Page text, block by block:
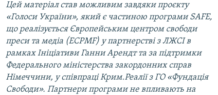
Цей матеріал став можливим завдяки проєкту
«Голоси України», який є частиною програми SAFE,
що реалізується Європейським центром свободи
преси та медіа (ECPMF) у партнерстві з ЛЖСІ в
рамках Ініціативи Ганни Арендт та за підтримки
Федерального міністерства закордонних справ
Німеччини, у співпраці Крим.Реалії з ГО «Фундація
Свободи». Партнери програми не впливають на